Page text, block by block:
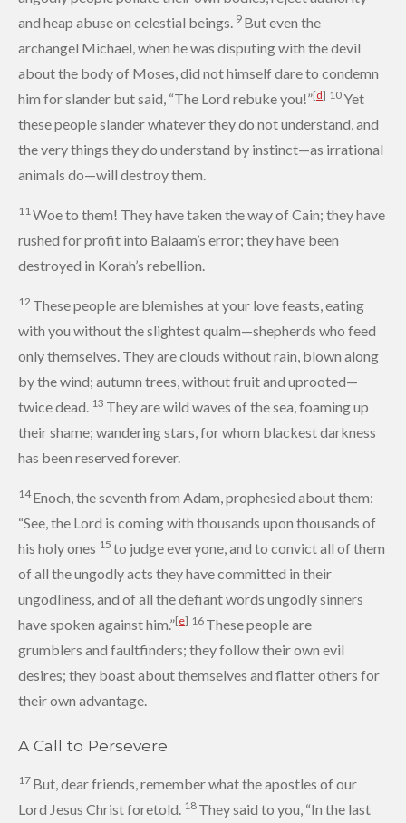
and heap abuse on celestial beings. 9 But even the
archangel Michael,when he was disputing with the devil
about the body of Moses,did not himself dare to condemn
him for slander but said, “The Lord rebuke you!”[d] 10Yet
these people slander whatever they do not understand, and
the very things they do understand by instinct—as irrational
animals do—will destroy them.
11Woe to them! They have taken the way of Cain; they have
rushed for profit into Balaam’s error; they have been
destroyed in Korah’s rebellion.
12 These people are blemishes at your love feasts,eating
with you without the slightest qualm—shepherds who feed
only themselves. They are clouds without rain, blown along
by the wind; autumn trees, without fruit and uprooted—
twice dead. 13 They are wild waves of the sea,foaming up
their shame; wandering stars, for whom blackest darkness
has been reserved forever.
14Enoch,the seventh from Adam, prophesied about them:
“See, the Lord is comingwith thousands upon thousands of
his holy ones 15 to judgeeveryone, and to convict all of them
of all the ungodly acts they have committed in their
ungodliness, and of all the defiant words ungodly sinners
have spoken against him.”[e] 16 These people are
grumblers and faultfinders; they follow their own evil
desires; they boastabout themselves and flatter others for
their own advantage.
A Call to Persevere
17 But, dear friends, remember what the apostles of our
Lord Jesus Christ foretold. 18 They said to you, “In the last